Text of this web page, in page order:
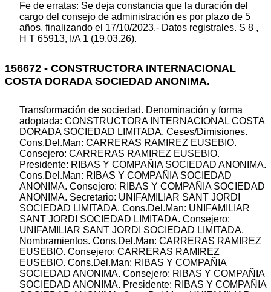
Fe de erratas: Se deja constancia que la duración del
cargo del consejo de administración es por plazo de 5
años, finalizando el 17/10/2023.- Datos registrales. S 8 ,
H T 65913, I/A 1 (19.03.26).
156672 - CONSTRUCTORA INTERNACIONAL
COSTA DORADA SOCIEDAD ANONIMA.
Transformación de sociedad. Denominación y forma
adoptada: CONSTRUCTORA INTERNACIONAL COSTA
DORADA SOCIEDAD LIMITADA. Ceses/Dimisiones.
Cons.Del.Man: CARRERAS RAMIREZ EUSEBIO.
Consejero: CARRERAS RAMIREZ EUSEBIO.
Presidente: RIBAS Y COMPAÑIA SOCIEDAD ANONIMA.
Cons.Del.Man: RIBAS Y COMPAÑIA SOCIEDAD
ANONIMA. Consejero: RIBAS Y COMPAÑIA SOCIEDAD
ANONIMA. Secretario: UNIFAMILIAR SANT JORDI
SOCIEDAD LIMITADA. Cons.Del.Man: UNIFAMILIAR
SANT JORDI SOCIEDAD LIMITADA. Consejero:
UNIFAMILIAR SANT JORDI SOCIEDAD LIMITADA.
Nombramientos. Cons.Del.Man: CARRERAS RAMIREZ
EUSEBIO. Consejero: CARRERAS RAMIREZ
EUSEBIO. Cons.Del.Man: RIBAS Y COMPAÑIA
SOCIEDAD ANONIMA. Consejero: RIBAS Y COMPAÑIA
SOCIEDAD ANONIMA. Presidente: RIBAS Y COMPAÑIA